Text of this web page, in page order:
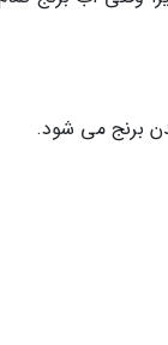
برنج می شود.